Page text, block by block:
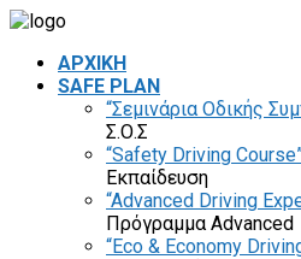
ΑΡΧΙΚΗ
SAFE PLAN
“Σεμινάρια Οδικής
Σ.Ο.Σ
“Safety Driving
Εκπαίδευση
“Advanced Driving
Πρόγραμμα Advanced
“Eco & Economy